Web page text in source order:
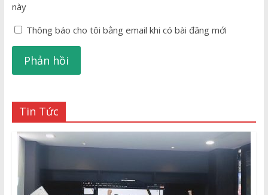
này
Thông báo cho tôi bằng email khi có bài đăng mới
Tin Tức